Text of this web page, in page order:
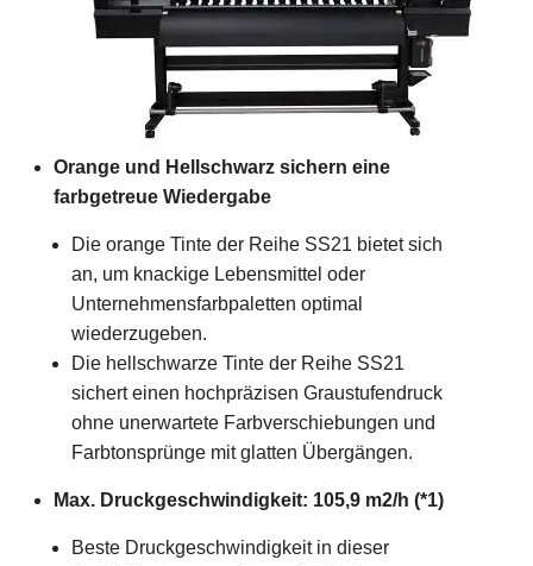
Orange und Hellschwarz sichern eine
farbgetreue Wiedergabe
Die orange Tinte der Reihe SS21 bietet sich
an, um knackige Lebensmittel oder
Unternehmensfarbpaletten optimal
wiederzugeben.
Die hellschwarze Tinte der Reihe SS21
sichert einen hochpräzisen Graustufendruck
ohne unerwartete Farbverschiebungen und
Farbtonsprünge mit glatten Übergängen.
Max. Druckgeschwindigkeit: 105,9 m2/h (*1)
Beste Druckgeschwindigkeit in dieser